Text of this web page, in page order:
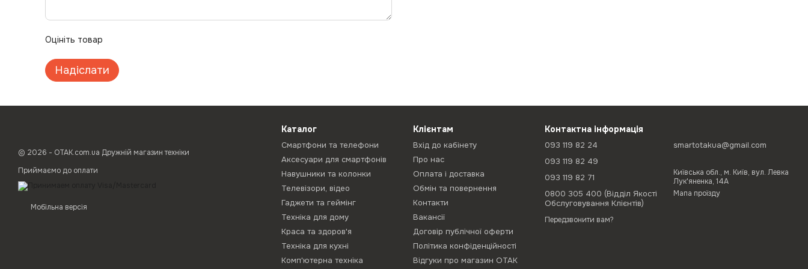
Оцініть товар
Надіслати
© 2026 - ОТАК.com.ua Дружній магазин техніки
Приймаємо до оплати
Мобільна версія
Каталог
Смартфони та телефони
Аксесуари для смартфонів
Навушники та колонки
Телевізори, відео
Гаджети та геймінг
Техніка для дому
Краса та здоров'я
Техніка для кухні
Комп'ютерна техніка
Клієнтам
Вхід до кабінету
Про нас
Оплата і доставка
Обмін та повернення
Контакти
Вакансії
Договір публічної оферти
Політика конфіденційності
Відгуки про магазин ОТАК
Контактна інформація
093 119 82 24
093 119 82 49
093 119 82 71
0800 305 400 (Відділ Якості
Обслуговування Клієнтів)
Передзвонити вам?
smartotakua@gmail.com
Київська обл., м. Київ, вул. Левка
Лук'яненка, 14А
Мапа проїзду